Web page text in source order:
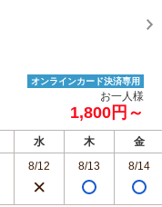
オンラインカード決済専用
お一人様
1,800円～
水 木
金
8/12 8/13 8/14